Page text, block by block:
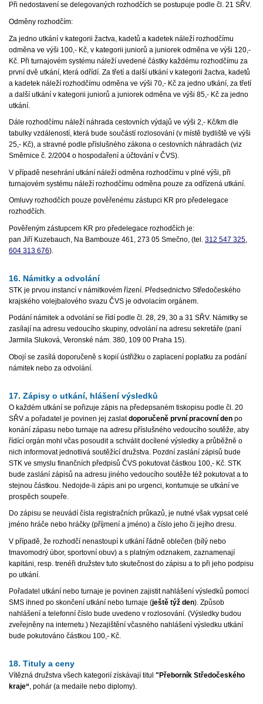
Při nedostavení se delegovaných rozhodčích se postupuje podle čl. 21 SŘV.
Odměny rozhodčím:
Za jedno utkání v kategorii žactva, kadetů a kadetek náleží rozhodčímu
odměna ve výši 100,- Kč, v kategorii juniorů a juniorek odměna ve výši 120,-
Kč. Při turnajovém systému náleží uvedené částky každému rozhodčímu za
první dvě utkání, která odřídí. Za třetí a další utkání v kategorii žactva, kadetů
a kadetek náleží rozhodčímu odměna ve výši 70,- Kč za jedno utkání, za třetí
a další utkání v kategorii juniorů a juniorek odměna ve výši 85,- Kč za jedno
utkání.
Dále rozhodčímu náleží náhrada cestovních výdajů ve výši 2,- Kč/km dle
tabulky vzdáleností, která bude součástí rozlosování (v místě bydliště ve výši
25,- Kč), a stravné podle příslušného zákona o cestovních náhradách (viz
Směrnice č. 2/2004 o hospodaření a účtování v ČVS).
V případě nesehrání utkání náleží odměna rozhodčímu v plné výši, při
turnajovém systému náleží rozhodčímu odměna pouze za odřízená utkání.
Omluvy rozhodčích pouze pověřenému zástupci KR pro předelegace
rozhodčích.
Pověřeným zástupcem KR pro předelegace rozhodčích je:
pan Jiří Kuzebauch, Na Bambouze 461, 273 05 Smečno, (tel. 312 547 325,
604 313 676).
16. Námitky a odvolání
STK je prvou instancí v námitkovém řízení. Předsednictvo Středočeského
krajského volejbalového svazu ČVS je odvolacím orgánem.
Podání námitek a odvolání se řídí podle čl. 28, 29, 30 a 31 SŘV. Námitky se
zasílají na adresu vedoucího skupiny, odvolání na adresu sekretáře (paní
Jarmila Sluková, Veronské nám. 380, 109 00 Praha 15).
Obojí se zasílá doporučeně s kopií ústřižku o zaplacení poplatku za podání
námitek nebo za odvolání.
17. Zápisy o utkání, hlášení výsledků
O každém utkání se pořizuje zápis na předepsaném tiskopisu podle čl. 20
SŘV a pořadatel je povinen jej zaslatdoporučeně první pracovní den po
konání zápasu nebo turnaje na adresu příslušného vedoucího soutěže, aby
řídící orgán mohl včas posoudit a schválit docílené výsledky a průběžně o
nich informovat jednotlivá soutěžící družstva. Pozdní zaslání zápisů bude
STK ve smyslu finančních předpisů ČVS pokutovat částkou 100,- Kč. STK
bude zaslání zápisů na adresu jiného vedoucího soutěže též pokutovat a to
stejnou částkou. Nedojde-li zápis ani po urgenci, kontumuje se utkání ve
prospěch soupeře.
Do zápisu se neuvádí čísla registračních průkazů, je nutné však vypsat celé
jméno hráče nebo hráčky (příjmení a jméno) a číslo jeho či jejího dresu.
V případě, že rozhodčí nenastoupí k utkání řádně oblečen (bílý nebo
tmavomodrý úbor, sportovní obuv) a s platným odznakem, zaznamenají
kapitáni, resp. trenéři družstev tuto skutečnost do zápisu a to při jeho podpisu
po utkání.
Pořadatel utkání nebo turnaje je povinen zajistit nahlášení výsledků pomocí
SMS ihned po skončení utkání nebo turnaje (ještě týž den). Způsob
nahlášení a telefonní číslo bude uvedeno v rozlosování. (Výsledky budou
zveřejněny na internetu.) Nezajištění včasného nahlášení výsledku utkání
bude pokutováno částkou 100,- Kč.
18. Tituly a ceny
Vítězná družstva všech kategorií získávají titul "Přeborník Středočeského
kraje“, pohár (a medaile nebo diplomy).